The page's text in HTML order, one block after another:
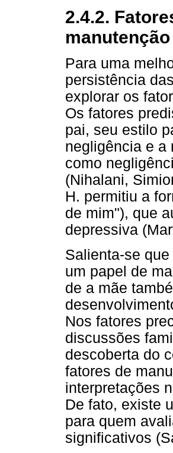
2.4.2.
manutenção
Para uma
persistência
explorar os
Os fatores
pai, seu estilo
negligência e a
como
(Nihalani,
H. permitiu a
de mim"), que
depressiva
Salienta-se
um papel de
de a mãe
Nos fatores
discussões
descoberta do
fatores de
interpretações
De fato, existe
para quem
significativos